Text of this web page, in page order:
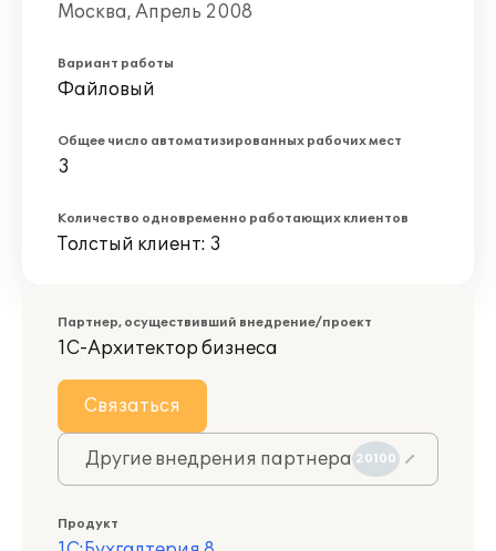
Москва, Апрель 2008
Вариант работы
Файловый
Общее число автоматизированных рабочих мест
3
Количество одновременно работающих клиентов
Толстый клиент: 3
Партнер, осуществивший внедрение/проект
1С-Архитектор бизнеса
Связаться
Другие внедрения партнера 20100
Продукт